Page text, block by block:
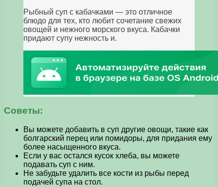
Рыбный суп с кабачками — это отличное
блюдо для тех, кто любит сочетание свежих
овощей и нежного морского вкуса. Кабачки
придают супу нежность и.
Советы:
Вы можете добавить в суп другие овощи, такие как
болгарский перец или помидоры, для придания ему
более насыщенного вкуса.
Если у вас остался кусок хлеба, вы можете
подавать суп с ним.
Не забудьте удалить все кости из рыбы перед
подачей супа на стол.